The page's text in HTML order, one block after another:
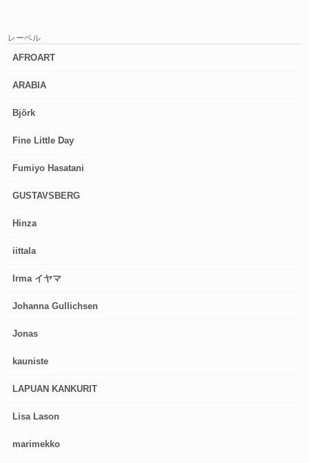
レーベル
AFROART
ARABIA
Björk
Fine Little Day
Fumiyo Hasatani
GUSTAVSBERG
Hinza
iittala
Irma イヤマ
Johanna Gullichsen
Jonas
kauniste
LAPUAN KANKURIT
Lisa Lason
marimekko